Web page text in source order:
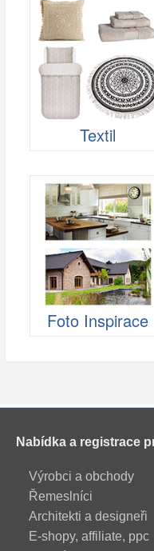
Textil
Foto Inspirace
Nabídka a registrace
Výrobci a obchody
Řemeslníci
Architekti a designeři
E-shopy, affiliate, ppc